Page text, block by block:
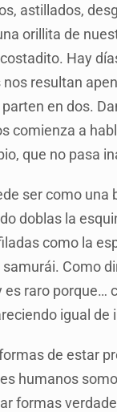
astillados,
orillita de
Hay
resultan
en dos.
comienza a
que no pasa
ser como una
doblas la
como la
Como
es raro porque…
igual de
de estar
humanos
formas